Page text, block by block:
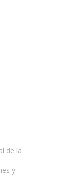
de la
y